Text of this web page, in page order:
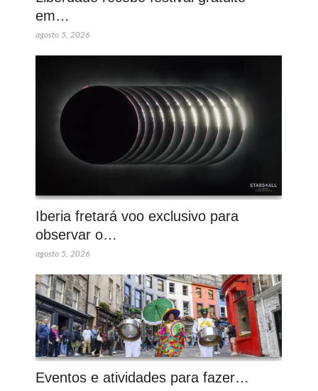
em…
agosto 5, 2026
Iberia fretará voo exclusivo para
observar o…
agosto 5, 2026
Eventos e atividades para fazer…